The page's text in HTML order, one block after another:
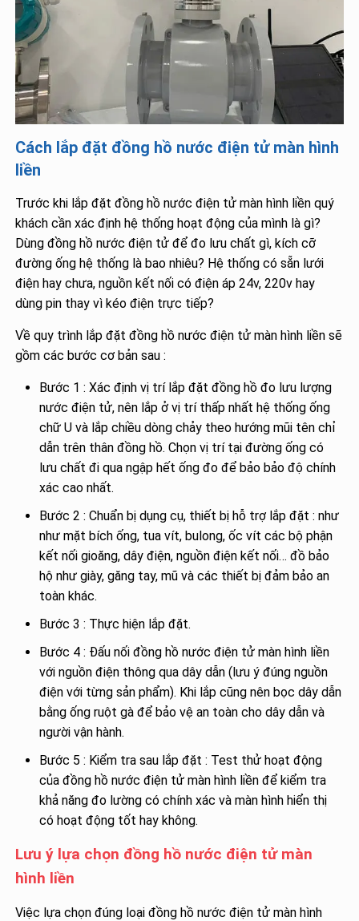
Cách lắp đặt đồng hồ nước điện tử màn hình
liền
Trước khi lắp đặt đồng hồ nước điện tử màn hình liền quý
khách cần xác định hệ thống hoạt động của mình là gì?
Dùng đồng hồ nước điện tử để đo lưu chất gì, kích cỡ
đường ống hệ thống là bao nhiêu? Hệ thống có sẵn lưới
điện hay chưa, nguồn kết nối có điện áp 24v, 220v hay
dùng pin thay vì kéo điện trực tiếp?
Về quy trình lắp đặt đồng hồ nước điện tử màn hình liền sẽ
gồm các bước cơ bản sau :
Bước 1 : Xác định vị trí lắp đặt đồng hồ đo lưu lượng
nước điện tử, nên lắp ở vị trí thấp nhất hệ thống ống
chữ U và lắp chiều dòng chảy theo hướng mũi tên chỉ
dẫn trên thân đồng hồ. Chọn vị trí tại đường ống có
lưu chất đi qua ngập hết ống đo để bảo bảo độ chính
xác cao nhất.
Bước 2 : Chuẩn bị dụng cụ, thiết bị hỗ trợ lắp đặt : như
như mặt bích ống, tua vít, bulong, ốc vít các bộ phận
kết nối gioăng, dây điện, nguồn điện kết nối… đồ bảo
hộ như giày, găng tay, mũ và các thiết bị đảm bảo an
toàn khác.
Bước 3 : Thực hiện lắp đặt.
Bước 4 : Đấu nối đồng hồ nước điện tử màn hình liền
với nguồn điện thông qua dây dẫn (lưu ý đúng nguồn
điện với từng sản phẩm). Khi lắp cũng nên bọc dây dẫn
bằng ống ruột gà để bảo vệ an toàn cho dây dẫn và
người vận hành.
Bước 5 : Kiểm tra sau lắp đặt : Test thử hoạt động
của đồng hồ nước điện tử màn hình liền để kiểm tra
khả năng đo lường có chính xác và màn hình hiển thị
có hoạt động tốt hay không.
Lưu ý lựa chọn đồng hồ nước điện tử màn
hình liền
Việc lựa chọn đúng loại đồng hồ nước điện tử màn hình